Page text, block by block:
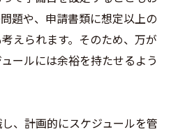
題や、申請書類に想定以上の
えられます。そのため、万が
ールには余裕を持たせるよう
、計画的にスケジュールを管